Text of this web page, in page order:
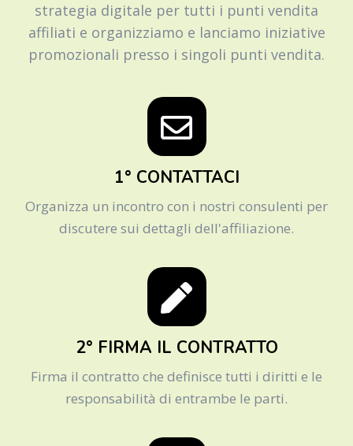
strategia digitale per tutti i punti vendita
affiliati e organizziamo e lanciamo iniziative
promozionali presso i singoli punti vendita.
1° CONTATTACI
Organizza un incontro con i nostri consulenti per
discutere sui dettagli dell'affiliazione.
2° FIRMA IL CONTRATTO
Firma il contratto che definisce tutti i diritti e le
responsabilità di entrambe le parti.